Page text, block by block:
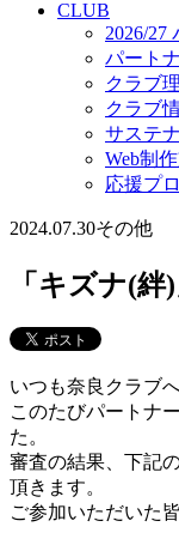
CLUB
2026/27
パート
クラブ
クラブ
サステ
Web制
応援プ
2024.07.30その他
「キズナ(
いつも奈良クラブ
このたびパートナ
た。
審査の結果、下記
頂きます。
ご参加いただいた